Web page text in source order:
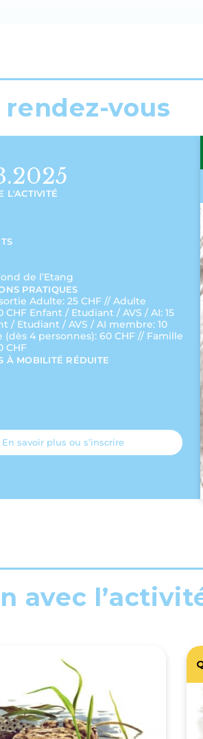
vous
L'ACTIVITÉ
de l’Etang
PRATIQUES
Adulte: 25 CHF // Adulte
CHF Enfant / Etudiant / AVS / AI: 15
/ Etudiant / AVS / AI membre: 10
(dès 4 personnes): 60 CHF // Famille
CHF
À MOBILITÉ RÉDUITE
En savoir plus ou s’inscrire
avec